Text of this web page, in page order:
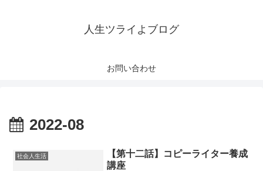
人生ツライよブログ
お問い合わせ
2022-08
社会人生活
【第十二話】コピーライター養成
講座